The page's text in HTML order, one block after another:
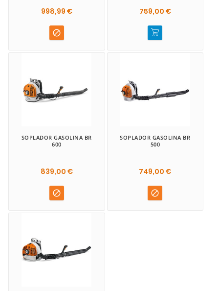
998,99 €

759,00 €
SOPLADOR GASOLINA BR
600
839,00 €

SOPLADOR GASOLINA BR
500
749,00 €
